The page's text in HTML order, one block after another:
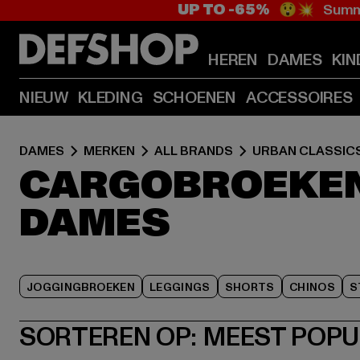
UP TO -65% 😲💥
HEREN DAMES
NIEUW KLEDING SCHOENEN ACCESSOIRES
DAMES MERKEN ALL BRANDS URBAN
DAMES
JOGGINGBROEKEN LEGGINGS SHORTS CHINOS
SORTEREN OP: MEEST